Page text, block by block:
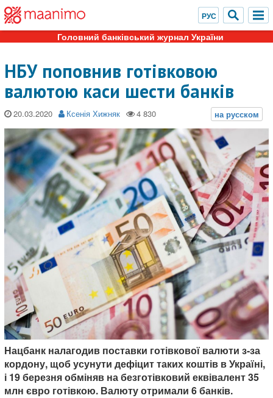
Головний банківський журнал України
НБУ поповнив готівковою
валютою каси шести банків
20.03.2020 Ксенія Хижняк
Нацбанк налагодив поставки готівкової валюти з-за
кордону, щоб усунути дефіцит таких коштів в Україні,
і 19 березня обміняв на безготівковий еквівалент 35
млн євро готівкою. Валюту отримали 6 банків.